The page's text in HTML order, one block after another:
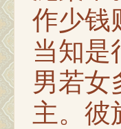
作少钱
当知是
男若女
主。彼